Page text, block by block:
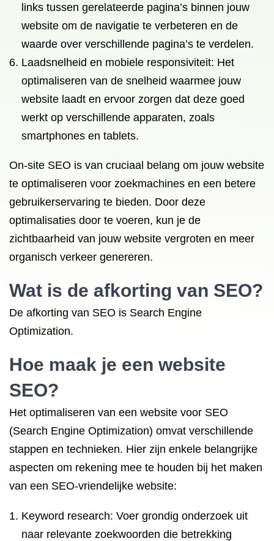
links tussen gerelateerde pagina’s binnen jouw
website om de navigatie te verbeteren en de
waarde over verschillende pagina’s te verdelen.
Laadsnelheid en mobiele responsiviteit: Het
optimaliseren van de snelheid waarmee jouw
website laadt en ervoor zorgen dat deze goed
werkt op verschillende apparaten, zoals
smartphones en tablets.
On-site SEO is van cruciaal belang om jouw website
te optimaliseren voor zoekmachines en een betere
gebruikerservaring te bieden. Door deze
optimalisaties door te voeren, kun je de
zichtbaarheid van jouw website vergroten en meer
organisch verkeer genereren.
Wat is de afkorting van SEO?
De afkorting van SEO is Search Engine
Optimization.
Hoe maak je een website
SEO?
Het optimaliseren van een website voor SEO
(Search Engine Optimization) omvat verschillende
stappen en technieken. Hier zijn enkele belangrijke
aspecten om rekening mee te houden bij het maken
van een SEO-vriendelijke website:
Keyword research: Voer grondig onderzoek uit
naar relevante zoekwoorden die betrekking